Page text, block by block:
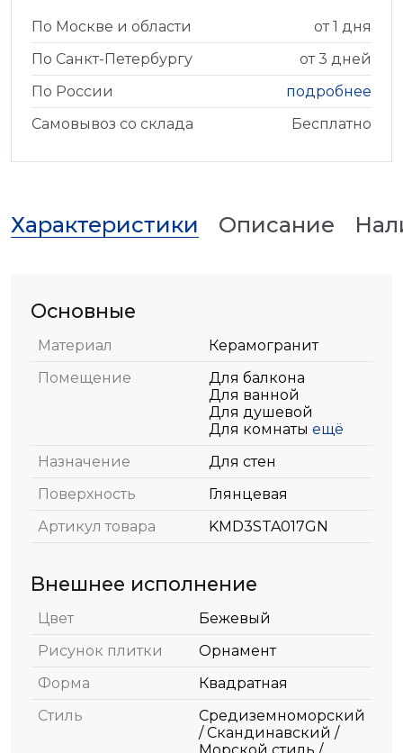
По Москве и области
от 1 дня
По Санкт-Петербургу
от 3 дней
По России
подробнее
Самовывоз со склада
Бесплатно
Характеристики Описание
Основные
Материал
Керамогранит
Помещение
Для балкона
Для ванной
Для душевой
Для комнаты ещё
Назначение
Для стен
Поверхность
Глянцевая
Артикул товара
KMD3STA017GN
Внешнее исполнение
Цвет
Бежевый
Рисунок плитки
Орнамент
Форма
Квадратная
Стиль
Средиземноморский
/ Скандинавский /